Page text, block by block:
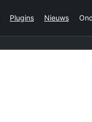
Plugins Nieuws